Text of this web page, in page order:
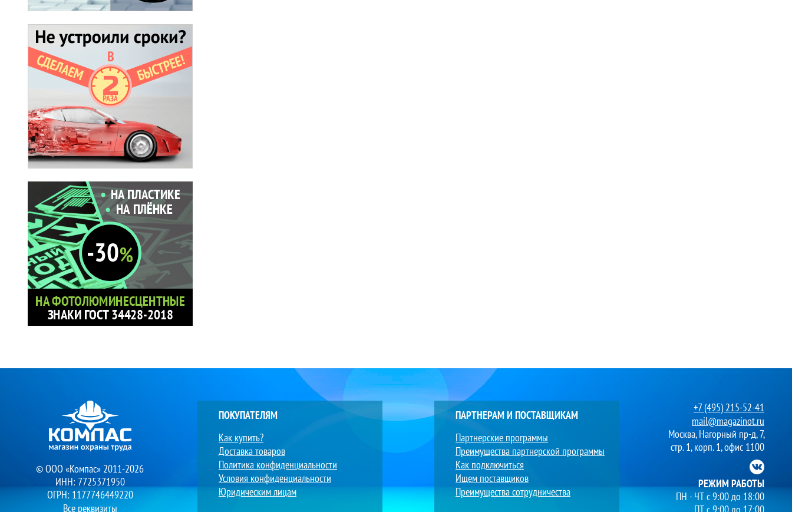
© ООО «Компас» 2011-2026
ИНН: 7725371950
ОГРН: 1177746449220
Все реквизиты
ПОКУПАТЕЛЯМ
Как купить?
Доставка товаров
Политика конфиденциальности
Условия конфиденциальности
Юридическим лицам
ПАРТНЕРАМ И ПОСТАВЩИКАМ
Партнерские программы
Преимущества партнерской программы
Как подключиться
Ищем поставщиков
Преимущества сотрудничества
+7 (495) 215-52-41
mail@magazinot.ru
Москва, Нагорный пр-д, 7,
стр. 1, корп. 1, офис 1100
РЕЖИМ РАБОТЫ
ПН - ЧТ с 9:00 до 18:00